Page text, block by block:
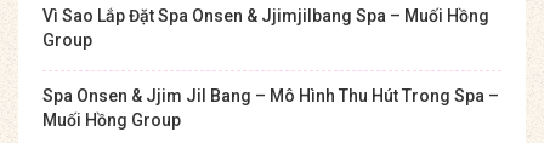
Vì Sao Lắp Đặt Spa Onsen & Jjimjilbang Spa – Muối Hồng
Group
Spa Onsen & Jjim Jil Bang – Mô Hình Thu Hút Trong Spa –
Muối Hồng Group